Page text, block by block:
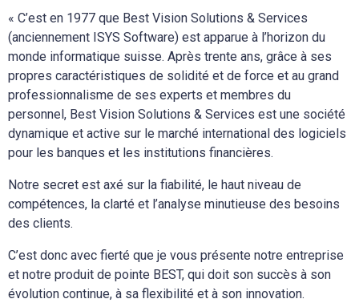
« C’est en 1977 que Best Vision Solutions & Services
(anciennement ISYS Software) est apparue à l’horizon du
monde informatique suisse. Après trente ans, grâce à ses
propres caractéristiques de solidité et de force et au grand
professionnalisme de ses experts et membres du
personnel, Best Vision Solutions & Services est une société
dynamique et active sur le marché international des logiciels
pour les banques et les institutions financières.
Notre secret est axé sur la fiabilité, le haut niveau de
compétences, la clarté et l’analyse minutieuse des besoins
des clients.
C’est donc avec fierté que je vous présente notre entreprise
et notre produit de pointe BEST, qui doit son succès à son
évolution continue, à sa flexibilité et à son innovation.